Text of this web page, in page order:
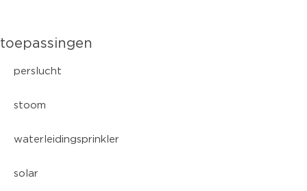
toepassingen
perslucht
stoom
waterleidingsprinkler
solar